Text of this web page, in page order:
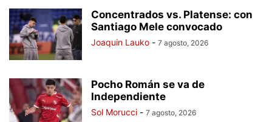
Concentrados vs. Platense: con
Santiago Mele convocado
Joaquin Lauko - 7 agosto, 2026
Pocho Román se va de
Independiente
Sol Morucci - 7 agosto, 2026